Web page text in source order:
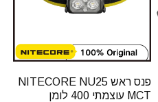
פנס ראש NITECORE NU25
MCT עוצמתי 400 לומן